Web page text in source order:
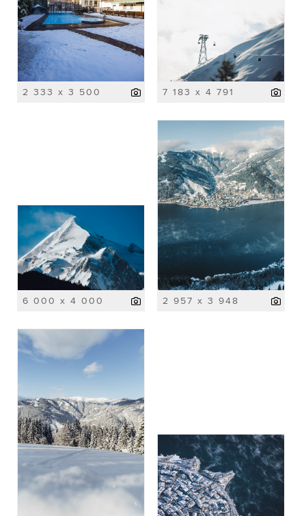
2 333 x 3 500 7 183 x 4 791
6 000 x 4 000 2 957 x 3 948